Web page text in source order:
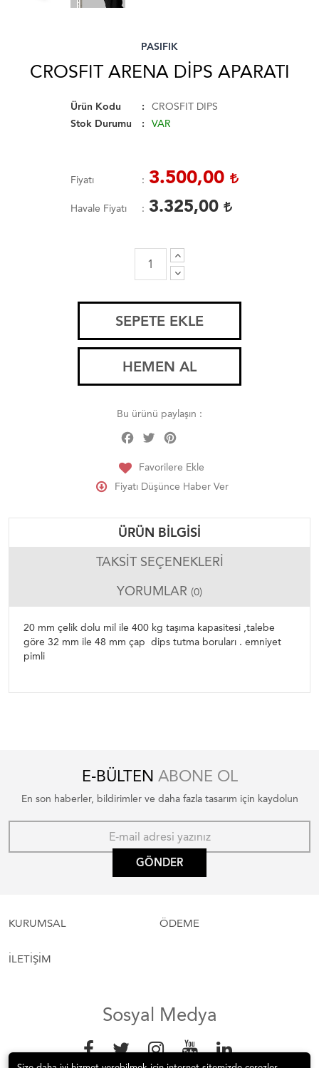
PASIFIK
CROSFIT ARENA DİPS APARATI
Ürün Kodu
CROSFIT DIPS
Stok Durumu
VAR
Fiyatı 3.500,00
Havale Fiyatı 3.325,00
SEPETE EKLE
HEMEN AL
Bu ürünü paylaşın :
Facebook
Twitter
Favorilere Ekle
Fiyatı Düşünce Haber Ver
ÜRÜN BILGISI
TAKSIT SEÇENEKLERI
YORUMLAR (0)
20 mm çelik dolu mil ile 400 kg taşıma kapasitesi ,talebe
göre 32 mm ile 48 mm çap dips tutma boruları . emniyet
pimli
E-BÜLTEN ABONE OL
En son haberler, bildirimler ve daha fazla tasarım için kaydolun
GÖNDER
KURUMSAL ÖDEME
İLETİŞİM
Sosyal Medya